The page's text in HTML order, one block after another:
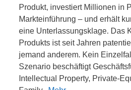
Produkt, investiert Millionen in
Markteinführung – und erhält
eine Unterlassungsklage. Das
Produkts ist seit Jahren
jemand anderem. Kein
Szenario beschäftigt
Intellectual Property, Private-